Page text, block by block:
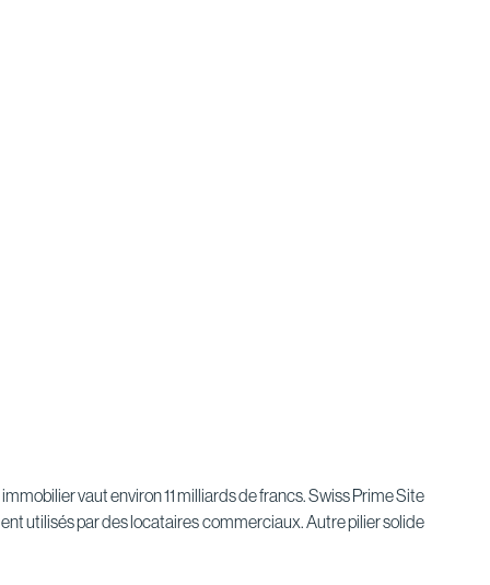
vaut environ 11 milliards de francs. Swiss Prime Site
utilisés par des locataires commerciaux. Autre pilier solide